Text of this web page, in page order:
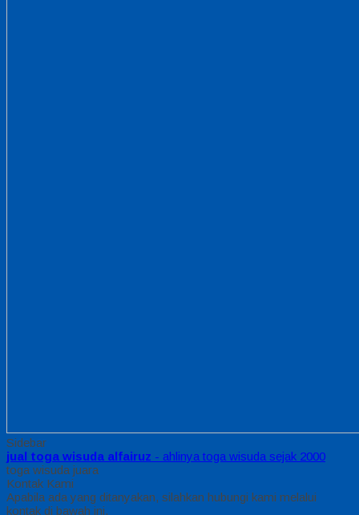
Sidebar
jual toga wisuda alfairuz - ahlinya toga wisuda sejak 2000
toga wisuda juara
Kontak Kami
Apabila ada yang ditanyakan, silahkan hubungi kami melalui
kontak di bawah ini.